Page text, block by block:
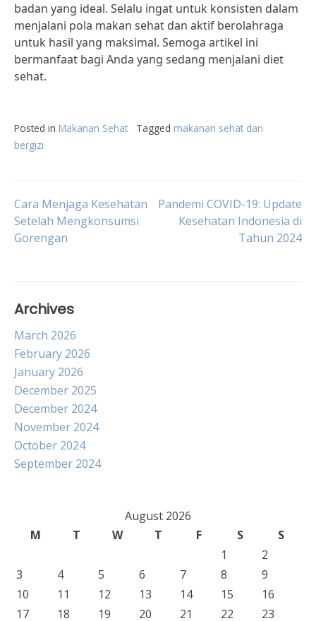
badan yang ideal. Selalu ingat untuk konsisten dalam
menjalani pola makan sehat dan aktif berolahraga
untuk hasil yang maksimal. Semoga artikel ini
bermanfaat bagi Anda yang sedang menjalani diet
sehat.
Posted in Makanan Sehat Tagged makanan sehat dan
bergizi
Post
navigation
Cara Menjaga Kesehatan
Setelah Mengkonsumsi
Gorengan
Pandemi COVID-19: Update
Kesehatan Indonesia di
Tahun 2024
Archives
March 2026
February 2026
January 2026
December 2025
December 2024
November 2024
October 2024
September 2024
August 2026
M
T W T F S
S
1
2
3
4 5 6 7 8
9
10
11 12 13 14 15
16
17
18 19 20 21 22 23